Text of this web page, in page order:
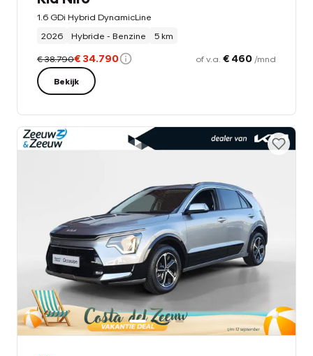
1.6 GDi Hybrid DynamicLine
2026
Hybride - Benzine 5 km
€ 38.790€ 34.790 of v.a. € 460 /mnd
Bekijk